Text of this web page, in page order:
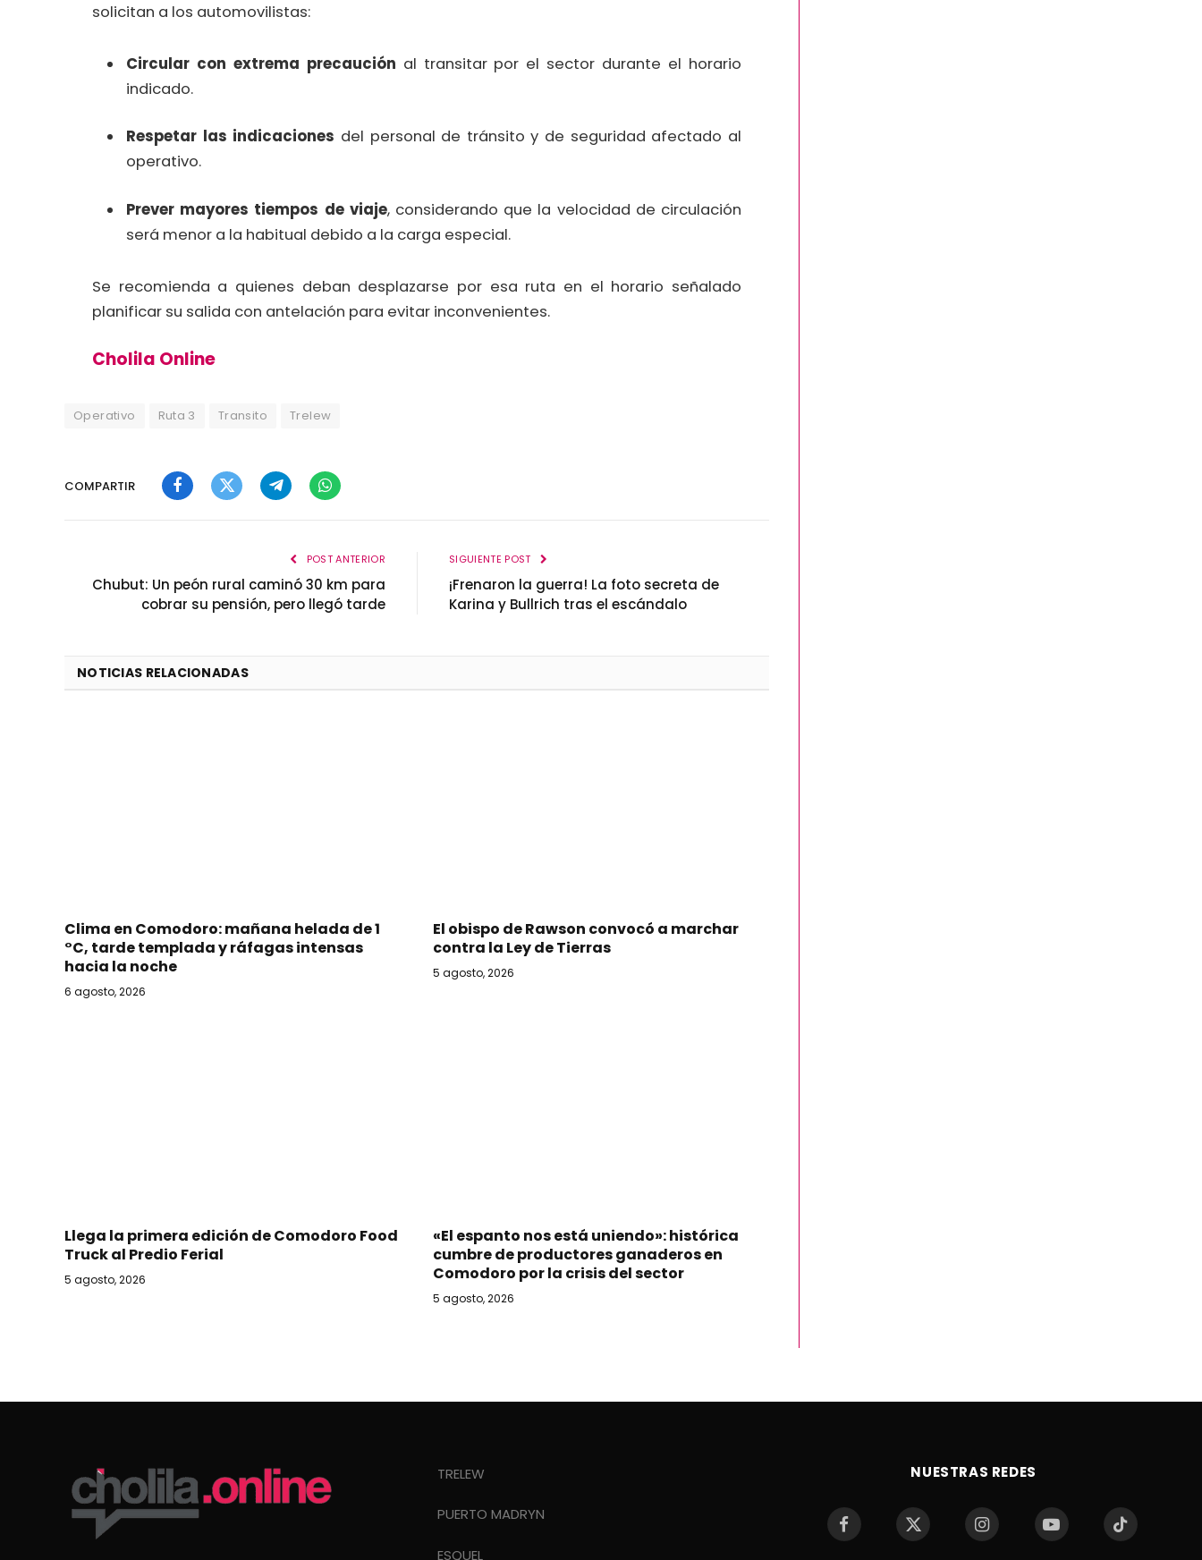
solicitan a los automovilistas:
Circular con extrema precaución al transitar por el sector durante el horario
indicado.
Respetar las indicaciones del personal de tránsito y de seguridad afectado al
operativo.
Prever mayores tiempos de viaje, considerando que la velocidad de circulación
será menor a la habitual debido a la carga especial.
Se recomienda a quienes deban desplazarse por esa ruta en el horario señalado
planificar su salida con antelación para evitar inconvenientes.
Cholila Online
Operativo Ruta 3 Transito Trelew
COMPARTIR
FacebookTwitterTelegramWhatsApp
POST ANTERIOR
Chubut: Un peón rural caminó 30 km para
cobrar su pensión, pero llegó tarde
SIGUIENTE POST
¡Frenaron la guerra! La foto secreta de
Karina y Bullrich tras el escándalo
NOTICIAS RELACIONADAS
Clima en Comodoro: mañana helada de 1
°C, tarde templada y ráfagas intensas
hacia la noche
6 agosto, 2026
El obispo de Rawson convocó a marchar
contra la Ley de Tierras
5 agosto, 2026
Llega la primera edición de Comodoro Food
Truck al Predio Ferial
5 agosto, 2026
«El espanto nos está uniendo»: histórica
cumbre de productores ganaderos en
Comodoro por la crisis del sector
5 agosto, 2026
TRELEW
PUERTO MADRYN
ESQUEL
NUESTRAS REDES
Facebook X
InstagramYouTube TikTok